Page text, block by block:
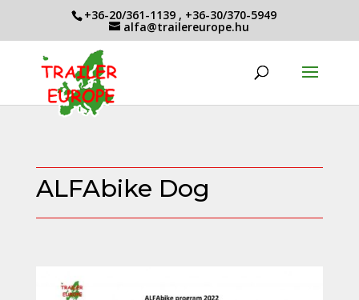
+36-20/361-1139 , +36-30/370-5949
alfa@trailereurope.hu
ALFAbike Dog